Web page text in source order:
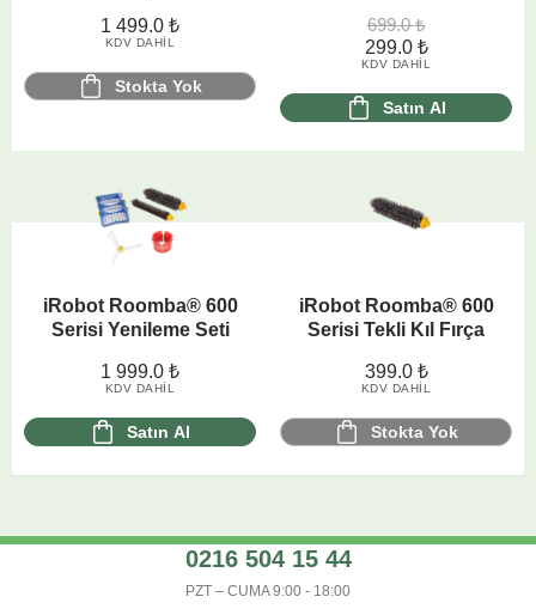
1 499.0 ₺
KDV DAHIL
Stokta Yok
699.0₺
299.0 ₺
KDV DAHIL
Satın Al
iRobot Roomba® 600
Serisi Yenileme Seti
1 999.0 ₺
KDV DAHIL
Satın Al
iRobot Roomba® 600
Serisi Tekli Kıl Fırça
399.0 ₺
KDV DAHIL
Stokta Yok
0216 504 15 44
PZT – CUMA 9:00 - 18:00